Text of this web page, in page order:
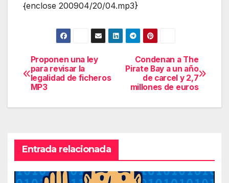
{enclose 200904/20/04.mp3}
Navegación
de
entradas
Condenan a The
Pirate Bay a un año
de carcel y 2,7
millones de euros
Proponen una ley
para revisar la
legalidad de ficheros
MP3
Entrada relacionada